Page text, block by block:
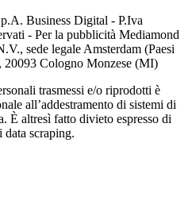
Business Digital - P.Iva
- Per la pubblicità Mediamond
sede legale Amsterdam (Paesi
Cologno Monzese (MI)
trasmessi e/o riprodotti è
all’addestramento di sistemi di
È altresì fatto divieto espresso di
scraping.